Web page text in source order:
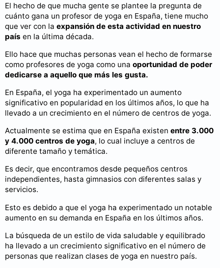
El hecho de que mucha gente se plantee la pregunta de
cuánto gana un profesor de yoga en España, tiene mucho
que ver con la expansión de esta actividad en nuestro
país en la última década.
Ello hace que muchas personas vean el hecho de formarse
como profesores de yoga como una oportunidad de poder
dedicarse a aquello que más les gusta.
En España, el yoga ha experimentado un aumento
significativo en popularidad en los últimos años, lo que ha
llevado a un crecimiento en el número de centros de yoga.
Actualmente se estima que en España existen entre 3.000
y 4.000 centros de yoga, lo cual incluye a centros de
diferente tamaño y temática.
Es decir, que encontramos desde pequeños centros
independientes, hasta gimnasios con diferentes salas y
servicios.
Esto es debido a que el yoga ha experimentado un notable
aumento en su demanda en España en los últimos años.
La búsqueda de un estilo de vida saludable y equilibrado
ha llevado a un crecimiento significativo en el número de
personas que realizan clases de yoga en nuestro país.